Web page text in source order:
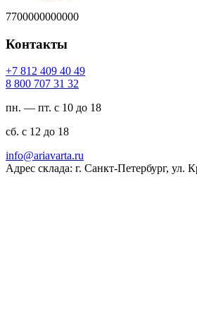
7700000000000
Контакты
94 04 904 218 7+
23 13 707 008 8
пн. — пт. с 10 до 18
сб. с 12 до 18
ur.atravaira@ofni
Адрес склада: г. Санкт-Петербург, ул.